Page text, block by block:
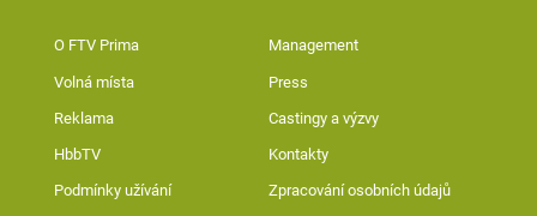
O FTV Prima Management
Volná místa Press
Reklama Castingy a výzvy
HbbTV Kontakty
Podmínky užívání Zpracování osobních údajů